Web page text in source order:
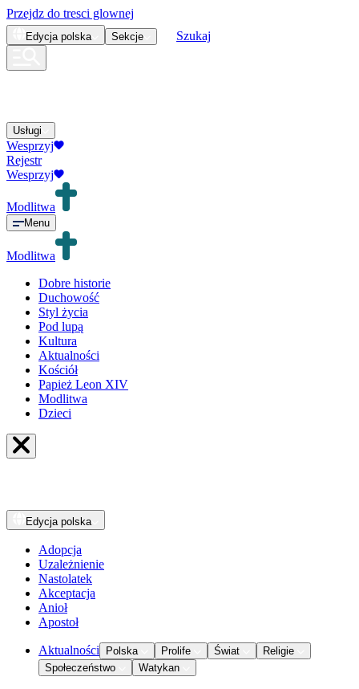
Przejdz do tresci glownej
Edycja polska Sekcje Szukaj
Usługi
Wesprzyj
Rejestr
Wesprzyj
Modlitwa
Menu
Modlitwa
Dobre historie
Duchowość
Styl życia
Pod lupą
Kultura
Aktualności
Kościół
Papież Leon XIV
Modlitwa
Dzieci
Edycja polska
Adopcja
Uzależnienie
Nastolatek
Akceptacja
Anioł
Apostoł
Aktualności Polska Prolife Świat
Religie
Społeczeństwo
Watykan